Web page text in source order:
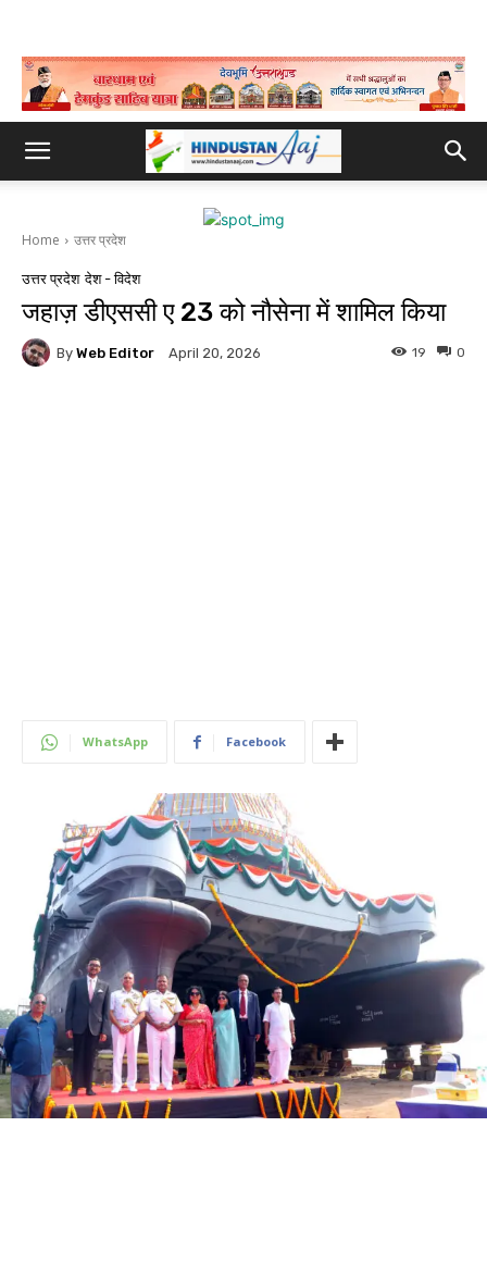
Home उत्तर प्रदेश
उत्तर प्रदेश देश - विदेश
जहाज़ डीएससी ए 23 को नौसेना में शामिल किया
By Web Editor April 20, 2026 0
19
WhatsApp Facebook